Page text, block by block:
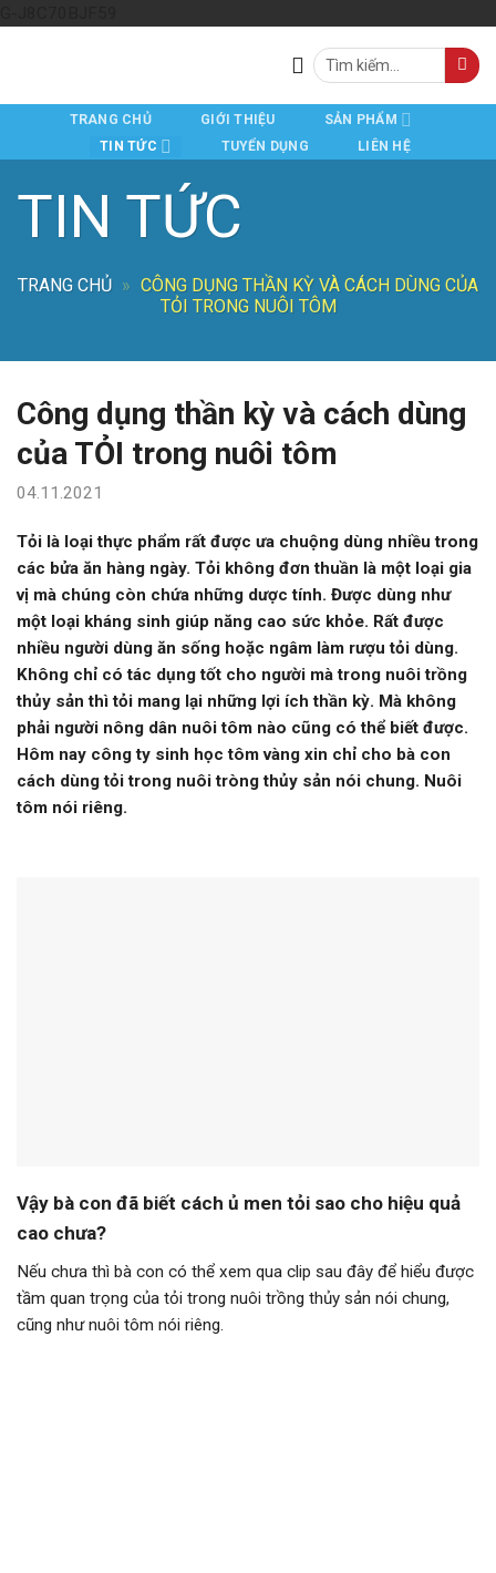
Tìm
kiếm:
TRANG CHỦ GIỚI THIỆU
SẢN PHẨM
TIN TỨC
TUYỂN DỤNG LIÊN HỆ
TIN TỨC
TRANG CHỦ » CÔNG DỤNG THẦN KỲ VÀ CÁCH DÙNG CỦA
TỎI TRONG NUÔI TÔM
Công dụng thần kỳ và cách dùng
của TỎI trong nuôi tôm
04.11.2021
Tỏi là loại thực phẩm rất được ưa chuộng dùng nhiều trong
các bửa ăn hàng ngày. Tỏi không đơn thuần là một loại gia
vị mà chúng còn chứa những dược tính. Được dùng như
một loại kháng sinh giúp năng cao sức khỏe. Rất được
nhiều người dùng ăn sống hoặc ngâm làm rượu tỏi dùng.
Không chỉ có tác dụng tốt cho người mà trong nuôi trồng
thủy sản thì tỏi mang lại những lợi ích thần kỳ. Mà không
phải người nông dân nuôi tôm nào cũng có thể biết được.
Hôm nay công ty sinh học tôm vàng xin chỉ cho bà con
cách dùng tỏi trong nuôi tròng thủy sản nói chung. Nuôi
tôm nói riêng.
Vậy bà con đã biết cách ủ men tỏi sao cho hiệu quả
cao chưa?
Nếu chưa thì bà con có thể xem qua clip sau đây để hiểu được
tầm quan trọng của tỏi trong nuôi trồng thủy sản nói chung,
cũng như nuôi tôm nói riêng.